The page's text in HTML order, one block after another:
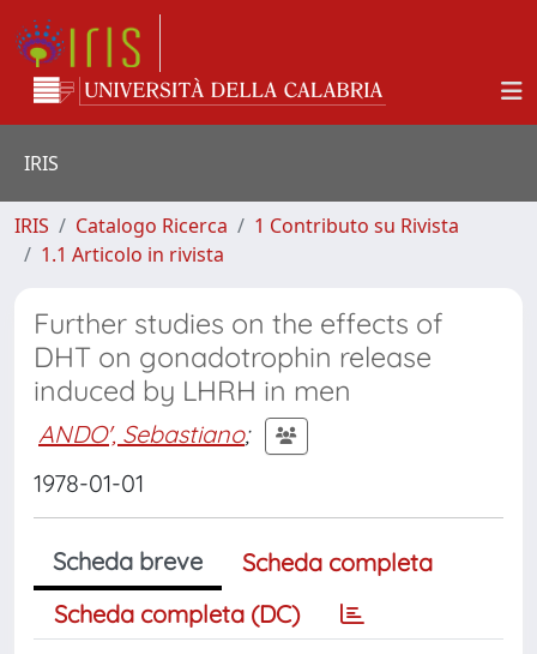
IRIS
IRIS Catalogo Ricerca
1 Contributo su Rivista
1.1 Articolo in rivista
Further studies on the effects of
DHT on gonadotrophin release
induced by LHRH in men
ANDO', Sebastiano;
1978-01-01
Scheda breve
Scheda completa
Scheda completa (DC)